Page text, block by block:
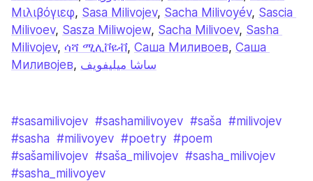
Μιλιβόγιεφ, Sasa Milivojev, Sacha Milivoyév, Sascia
Milivoev, Sasza Miliwojew, Sacha Milivoev, Sasha
Milivojev, ሳሻ ሚሊቮዬቭ, Саша Миливоев, Саша
Миливојев, ساشا ميليفويف
#sasamilivojev #sashamilivoyev #saša #milivojev
#sasha #milivoyev #poetry #poem
#sašamilivojev #saša_milivojev #sasha_milivojev
#sasha_milivoyev